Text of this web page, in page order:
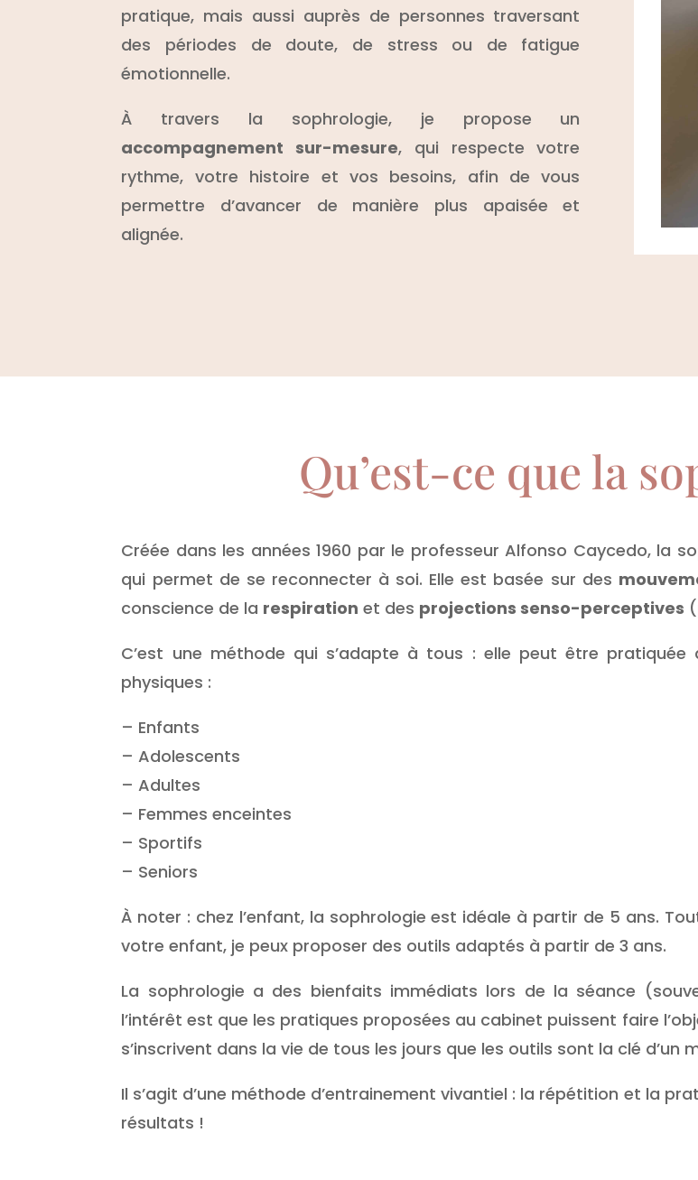
pratique, mais aussi auprès de personnes traversant
des périodes de doute, de stress ou de fatigue
émotionnelle.
À travers la sophrologie, je propose un
accompagnement sur-mesure, qui respecte votre
rythme, votre histoire et vos besoins, afin de vous
permettre d’avancer de manière plus apaisée et
alignée.
Qu’est-ce que la
Créée dans les années 1960 par le professeur Alfonso Caycedo, la
qui permet de se reconnecter à soi. Elle est basée sur des
conscience de la respiration et des projections senso-perceptives
C’est une méthode qui s’adapte à tous : elle peut être
physiques :
– Enfants
– Adolescents
– Adultes
– Femmes enceintes
– Sportifs
– Seniors
À noter : chez l’enfant, la sophrologie est idéale à partir de 5 ans.
votre enfant, je peux proposer des outils adaptés à partir de 3 ans.
La sophrologie a des bienfaits immédiats lors de la séance
l’intérêt est que les pratiques proposées au cabinet puissent faire
s’inscrivent dans la vie de tous les jours que les outils sont la clé d’un
Il s’agit d’une méthode d’entrainement vivantiel : la répétition et la
résultats !